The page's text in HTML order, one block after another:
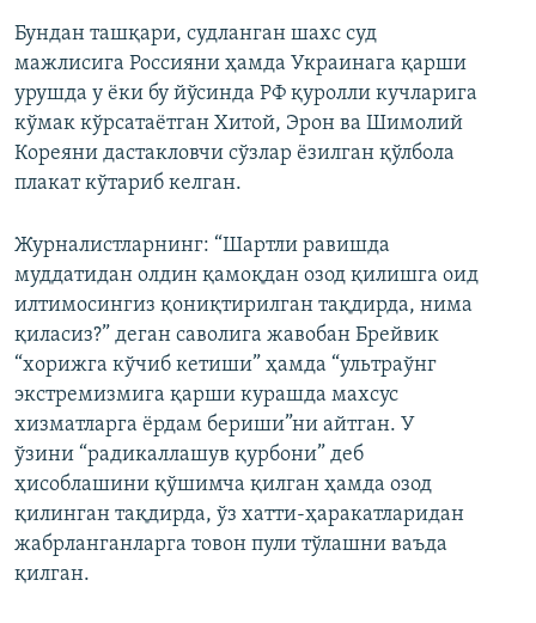
Бундан ташқари, судланган шахс суд
мажлисига Россияни ҳамда Украинага қарши
урушда у ёки бу йўсинда РФ қуролли кучларига
кўмак кўрсатаётган Хитой, Эрон ва Шимолий
Кореяни дастакловчи сўзлар ёзилган қўлбола
плакат кўтариб келган.
Журналистларнинг: “Шартли равишда
муддатидан олдин қамоқдан озод қилишга оид
илтимосингиз қониқтирилган тақдирда, нима
қиласиз?” деган саволига жавобан Брейвик
“хорижга кўчиб кетиши” ҳамда “ультраўнг
экстремизмига қарши курашда махсус
хизматларга ёрдам бериши”ни айтган. У
ўзини “радикаллашув қурбони” деб
ҳисоблашини қўшимча қилган ҳамда озод
қилинган тақдирда, ўз хатти-ҳаракатларидан
жабрланганларга товон пули тўлашни ваъда
қилган.